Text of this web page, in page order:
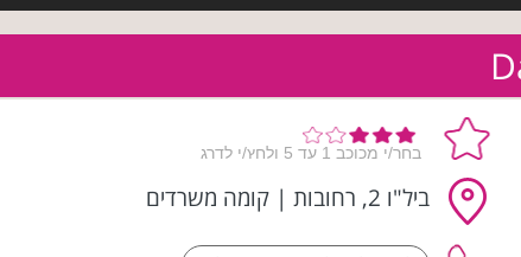
ביל"ו 2, רחובות | קומה משרדים